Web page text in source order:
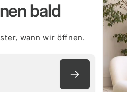
bald
wann wir öffnen.